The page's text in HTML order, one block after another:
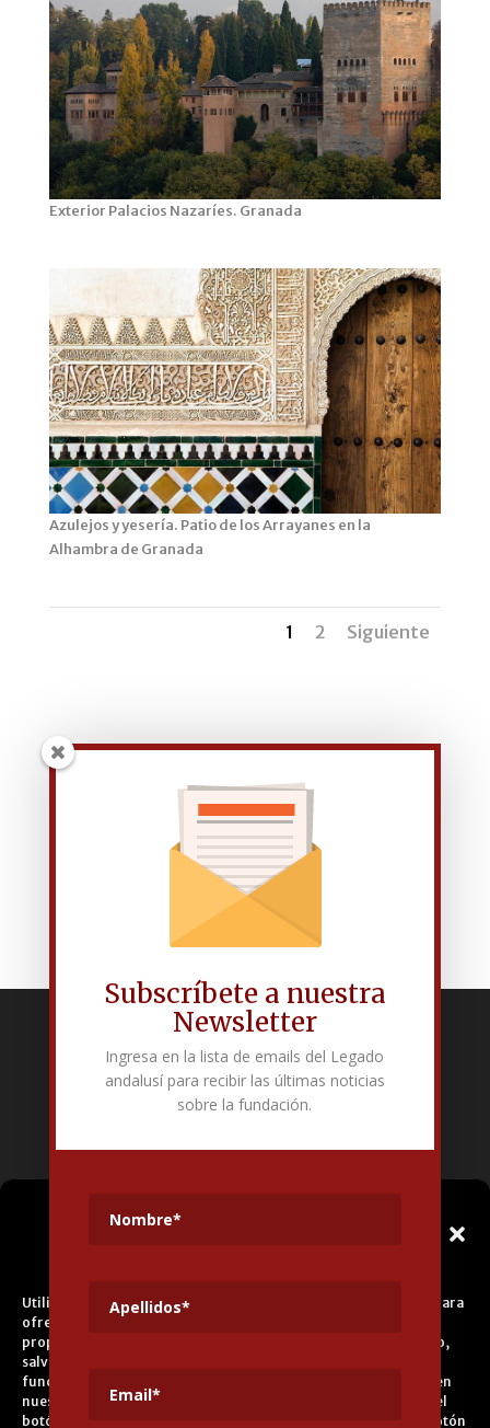
Gestionar el
Utilizamos cookies propias y de terceros para fines analíticos y para
ofrecerle servicios adecuados a su perfil, así como publicidad
propia y de terceros. La base de tratamiento es el consentimiento,
salvo en el caso de las cookies imprescindibles para el correcto
funcionamiento del sitio web. Puede obtener más información en
nuestra
Política de Cookies
, aceptar todas las cookies pulsando el
botón ACEPTAR o configurarlas o rechazar su uso pulsando el botón
Exterior Palacios Nazaríes. Granada
Azulejos y yesería. Patio de los Arrayanes en la
Alhambra de Granada
1 2 Siguiente
Edificio Corral del Carbón. Calle Mariana Pineda s/n. E-18009 –
Subscríbete a nuestra
Newsletter
Ingresa en la lista de emails del Legado
andalusí para recibir las últimas noticias
sobre la fundación.